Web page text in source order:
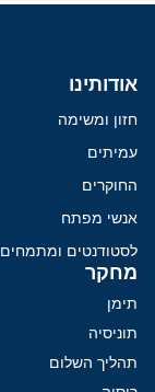
אודותינו
חזון ומשימה
עמיתים
החוקרים
אנשי מפתח
לסטודנטים ומתמחים
מחקר
תימן
תוניסיה
תהליך השלום